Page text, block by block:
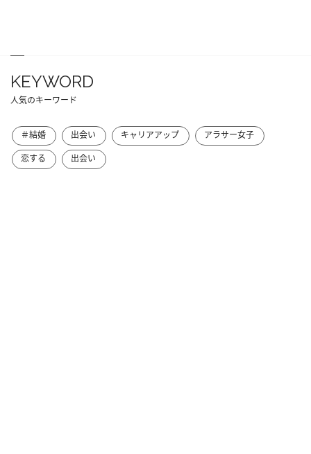
KEYWORD
人気のキーワード
＃結婚 出会い キャリアアップ
アラサー女子
恋する
出会い